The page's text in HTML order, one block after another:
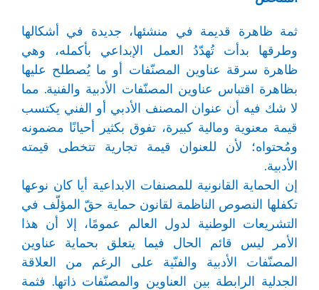
ثمة ظاهرة قديمة في منشئها، جديدة في أشكالها
وطرقها بدأت تُهدّدُ العمل الإبداعي بأكمله، وهي
ظاهرة سرقة عناوين المصنّفات أو ما يُصطلح عليها
بظاهرة اقتباس عناوين المصنّفات الأدبية والفنية. مما
لا شك فيه أن عنوان المصنف الأدبي أو الفني يكتسب
قيمة معنوية ومالية كبيرة، تفوق بكثير أحيانًا مضمونه
ومُحتواه؛ لأن للعنوان قيمة تجارية تتخطى قيمته
الأدبية.
إن الحماية القانونية للمصنفات الابداعية أيا كان نوعها
تكفلها النصوص الناظمة لقانون حماية حقّ المؤلّف في
التشريعات الوطنية لدول العالم عمومًا، إلا أن هذا
الأمر ليس قائم الحال فيما يتعلق بحماية عناوين
المصنّفات الأدبية والفنّية على الرغم من العلاقة
الجدلية الرابطة بين العناوين والمصنّفات ذاتها. فثمة